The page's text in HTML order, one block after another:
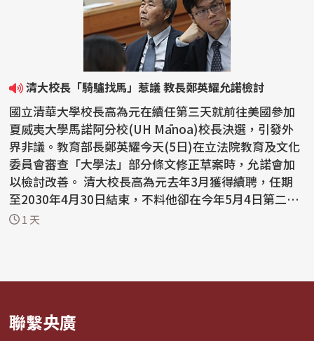
清大校長「騎驢找馬」惹議 教長鄭英耀允諾檢討
國立清華大學校長高為元在續任第三天就前往美國參加
夏威夷大學馬諾阿分校(UH Mānoa)校長決選，引發外
界非議。教育部長鄭英耀今天(5日)在立法院教育及文化
委員會審查「大學法」部分條文修正草案時，允諾會加
以檢討改善。 清大校長高為元去年3月獲得續聘，任期
至2030年4月30日結束，不料他卻在今年5月4日第二任
期展...
1 天
聯繫央廣